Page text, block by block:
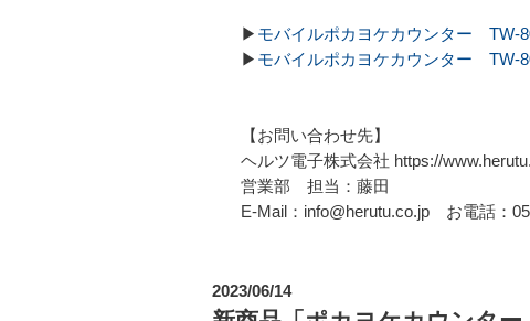
▶ モバイルポカヨケカウンター TW-
▶ モバイルポカヨケカウンター TW-
【お問い合わせ先】
ヘルツ電子株式会社 https://
営業部 担当：藤田
E-Mail：info@herutu.co.jp お電話：
2023/06/14